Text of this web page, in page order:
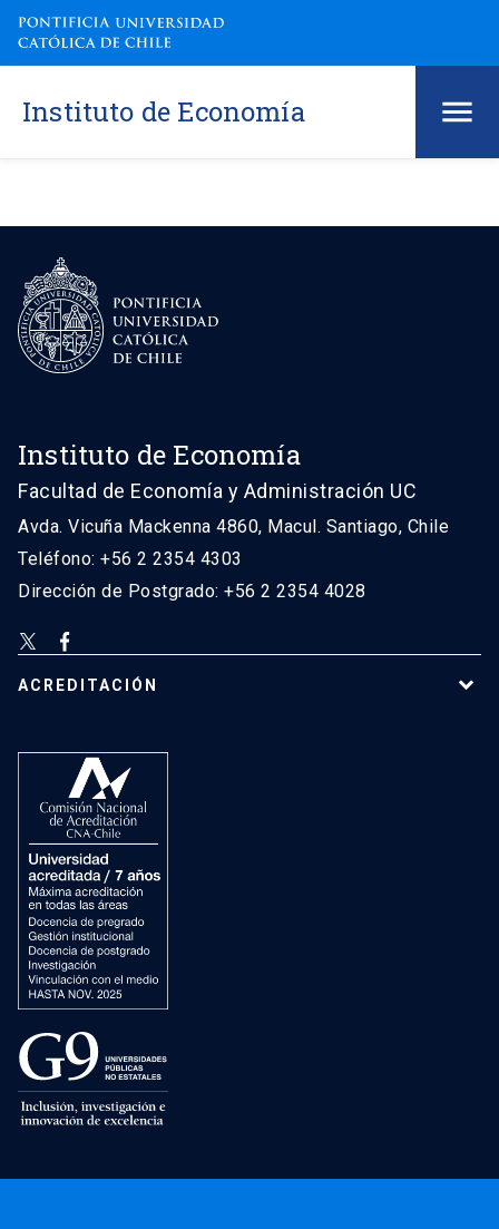
Instituto de Economía
Instituto de Economía
Facultad de Economía y Administración UC
Avda. Vicuña Mackenna 4860, Macul. Santiago, Chile
Teléfono: +56 2 2354 4303
Dirección de Postgrado: +56 2 2354 4028
ACREDITACIÓN